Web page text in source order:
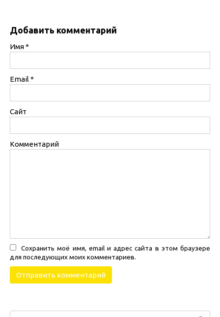
Добавить комментарий
Имя*
Email *
Сайт
Комментарий
Сохранить моё имя, email и адрес сайта в этом браузере
для последующих моих комментариев.